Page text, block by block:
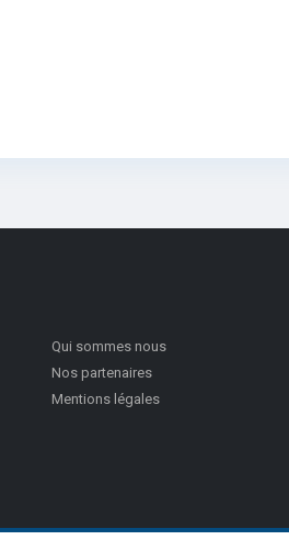
Qui sommes nous
Nos partenaires
Mentions légales